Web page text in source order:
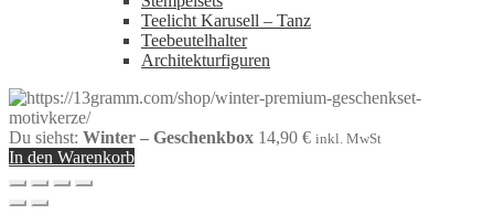
Teelicht Karusell – Tanz
Teebeutelhalter
Architekturfiguren
Du siehst: Winter – Geschenkbox 14,90 € inkl. MwSt
In den Warenkorb